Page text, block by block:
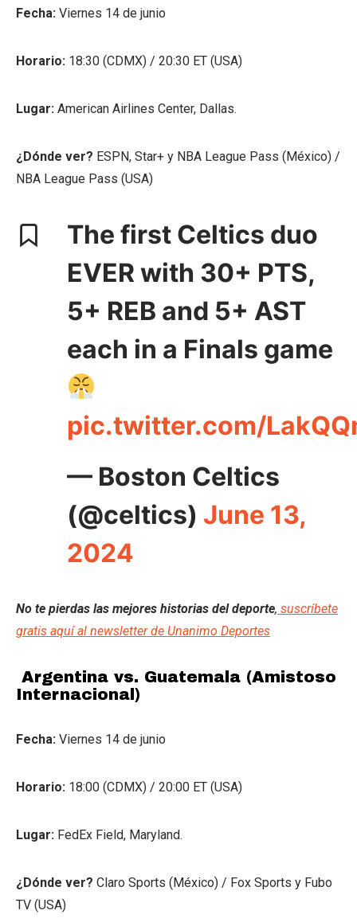
Fecha: Viernes 14 de junio
Horario: 18:30 (CDMX) / 20:30 ET (USA)
Lugar: American Airlines Center, Dallas.
¿Dónde ver? ESPN, Star+ y NBA League Pass (México) /
NBA League Pass (USA)
The first Celtics duo
EVER with 30+ PTS,
5+ REB and 5+ AST
each in a Finals game
pic.twitter.com/
— Boston Celtics
(@celtics) June 13,
2024
No te pierdas las mejores historias del deporte, suscríbete
gratis aquí al newsletter de Unanimo Deportes
Argentina vs. Guatemala (Amistoso
Internacional)
Fecha: Viernes 14 de junio
Horario: 18:00 (CDMX) / 20:00 ET (USA)
Lugar: FedEx Field, Maryland.
¿Dónde ver? Claro Sports (México) / Fox Sports y Fubo
TV (USA)